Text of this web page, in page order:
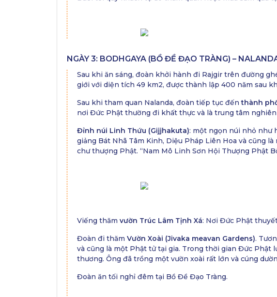
NGÀY 3: BODHGAYA (BỒ ĐỀ ĐẠO TRÀNG) –
Sau khi ăn sáng, đoàn khởi hành đi Rajgir trên đường
giới với diện tích 49 km2, được thành lập 400 năm sau
Sau khi tham quan Nalanda, đoàn tiếp tục đếnthành
nơi Đức Phật thường đi khất thực và là trung tâm
Đỉnh núi Linh Thứu (Gijjhakuta): một ngọn núi nhỏ như
giảng Bát Nhã Tâm Kinh, Diệu Pháp Liên Hoa và cũng
chư thượng Phật. “Nam Mô Linh Sơn Hội Thượng Phật
Viếng thăm vườn Trúc Lâm Tịnh Xá: Nơi Đức Phật
Đoàn đi thăm Vườn Xoài (Jivaka meavan Gardens).
và cũng là một Phật tử tại gia. Trong thời gian Đức
thương. Ông đã trồng một vườn xoài rất lớn và cúng
Đoàn ăn tối nghỉ đêm tại Bồ Đề Đạo Tràng.